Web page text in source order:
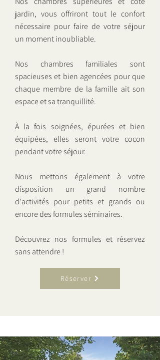
jardin, vous offriront tout le confort
nécessaire pour faire de votre séjour
un moment inoubliable.
Nos chambres familiales sont
spacieuses et bien agencées pour que
chaque membre de la famille ait son
espace et sa tranquillité.
À la fois soignées, épurées et bien
équipées, elles seront votre cocon
pendant votre séjour.
Nous mettons également à votre
disposition un grand nombre
d'activités pour petits et grands ou
encore desformules séminaires.
Découvrez nos formules et réservez
sans attendre !
Réserver